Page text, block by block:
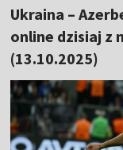
Ukraina –
online dzisiaj z
(13.10.2025)